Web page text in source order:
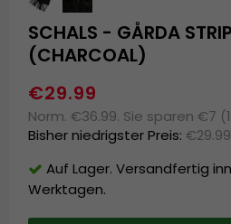
SCHALS - GÅRDA
(CHARCOAL)
€29.99
Norm. €36.99. Sie sparen €7
Bisher niedrigster Preis: €29.99
Auf Lager. Versandfertig
Werktagen.